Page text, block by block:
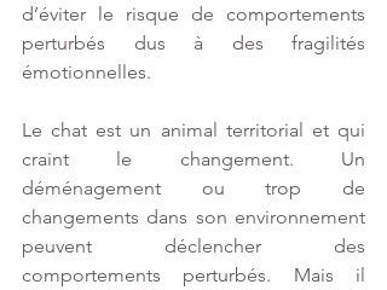
d’éviter le risque de comportements
perturbés dus à des fragilités
émotionnelles.
Le chat est un animal territorial et qui
craint le changement. Un
déménagement ou trop de
changements dans son environnement
peuvent déclencher des
comportements perturbés. Mais il